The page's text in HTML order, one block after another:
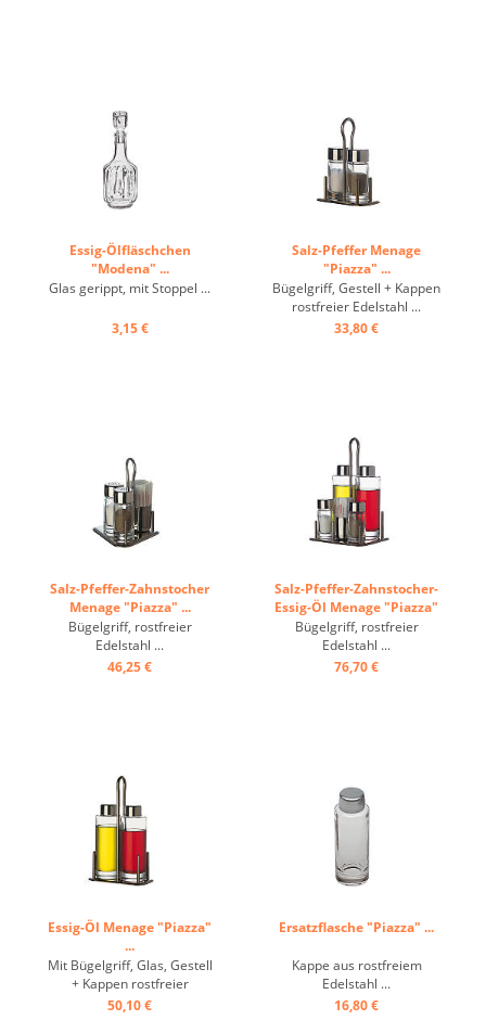
Essig-Ölfläschchen
"Modena" ...
Glas gerippt, mit Stoppel ...
3,15 €
Salz-Pfeffer Menage
"Piazza" ...
Bügelgriff, Gestell + Kappen
rostfreier Edelstahl ...
33,80 €
Salz-Pfeffer-Zahnstocher
Menage "Piazza" ...
Bügelgriff, rostfreier
Edelstahl ...
46,25 €
Salz-Pfeffer-Zahnstocher-
Essig-Öl Menage "Piazza"
...
Bügelgriff, rostfreier
Edelstahl ...
76,70 €
Essig-Öl Menage "Piazza"
...
Mit Bügelgriff, Glas, Gestell
+ Kappen rostfreier
Edelstahl ...
50,10 €
Ersatzflasche "Piazza" ...
Kappe aus rostfreiem
Edelstahl ...
16,80 €